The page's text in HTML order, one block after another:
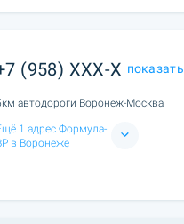
(958) XXX-X показать
автодороги Воронеж-Москва
1 адрес Формула-
в Воронеже